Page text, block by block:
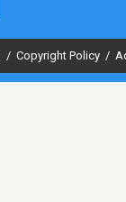
/ Copyright Policy /